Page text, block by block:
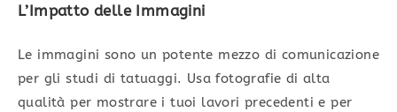
L’Impatto delle Immagini
Le immagini sono un potente mezzo di comunicazione
per gli studi di tatuaggi. Usa fotografie di alta
qualità per mostrare i tuoi lavori precedenti e per